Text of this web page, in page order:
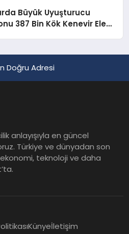
Büyük Uyuşturucu
387 Bin Kök Kenevir Ele
Doğru Adresi
anlayışıyla en güncel
Türkiye ve dünyadan son
teknoloji ve daha
Künyeİletişim